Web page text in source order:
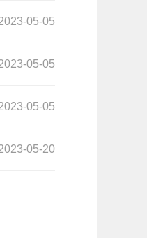
05-05
05-05
05-05
05-20